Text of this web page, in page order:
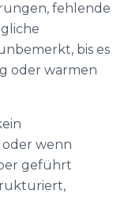
fehlende
bis es
oder warmen
wenn
geführt